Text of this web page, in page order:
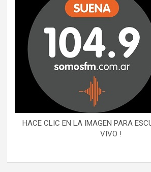
HACE CLIC EN LA IMAGEN PARA
VIVO !